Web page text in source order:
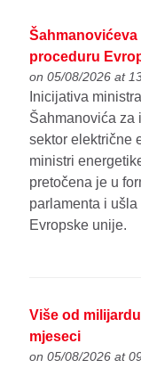
proceduru
on 05/08/2026 at
Inicijativa
Šahmanovića za
sektor električne
ministri
pretočena je u
parlamenta i
Evropske unije.
Više od
mjeseci
on 05/08/2026 at